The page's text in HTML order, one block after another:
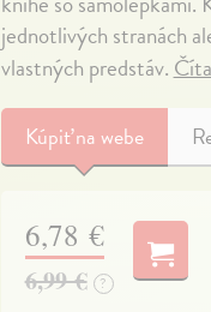
jednotlivých stranách
vlastných predstáv.
Kúpiťna webe
6,78 €
6,99 € ?